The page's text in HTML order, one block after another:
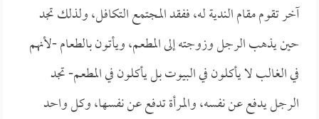
آخر تقوم مقام الندية له، ففقد المجتمع التكافل، ولذلك تجد
حين يذهب الرجل وزوجته إلى المطعم، ويأتون بالطعام -لأنهم
في الغالب لا يأكلون في البيوت بل يأكلون في المطعم- تجد
الرجل يدفع عن نفسه، والمرأة تدفع عن نفسها، وكل واحد